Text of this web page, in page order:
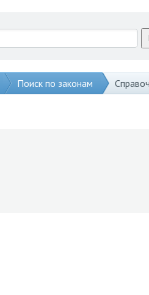
Поиск по законам